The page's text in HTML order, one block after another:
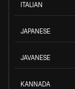
ITALIAN
JAPANESE
JAVANESE
KANNADA